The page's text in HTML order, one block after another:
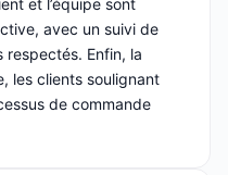
et l’équipe sont
avec un suivi de
Enfin, la
les clients soulignant
de commande